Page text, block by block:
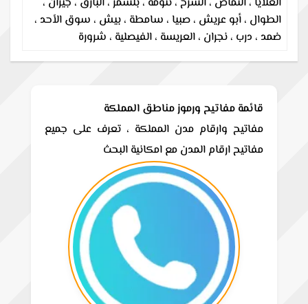
الطوال ، أبو عريش ، صبيا ، سامطة ، بيش ، سوق الأحد ،
ضمد ، درب ، نجران ، العريسة ، الفيصلية ، شرورة
قائمة مفاتيح ورموز مناطق المملكة
مفاتيح وارقام مدن المملكة ، تعرف على جميع
مفاتيح ارقام المدن مع امكانية البحث